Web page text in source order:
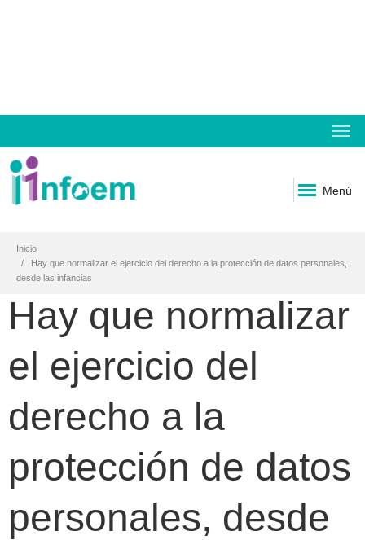
Menú
Inicio
Hay que normalizar el ejercicio del derecho a la protección de datos personales,
desde las infancias
Hay que normalizar
el ejercicio del
derecho a la
protección de datos
personales, desde